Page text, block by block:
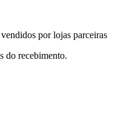
por lojas parceiras
do recebimento.